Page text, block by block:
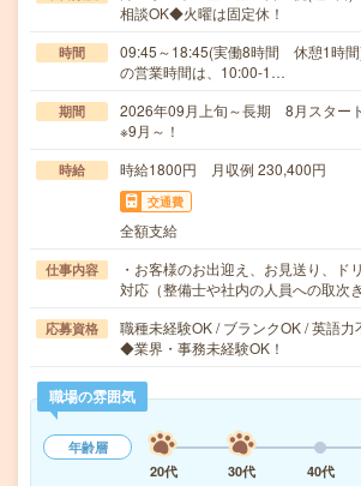
相談OK◆火曜は固定休！
時間
09:45～18:45(実働8時間 休憩1時間
の営業時間は、10:00-1…
期間
2026年09月上旬～長期 8月スター
※9月～！
時給 時給1800円 月収例 230,400円
交通費
全額支給
仕事内容
・お客様のお出迎え、お見送り、ド
対応（整備士や社内の人員への取次
応募資格
職種未経験OK / ブランクOK / 英語力
◆業界・事務未経験OK！
職場の雰囲気
年齢層
20代
30代 40代